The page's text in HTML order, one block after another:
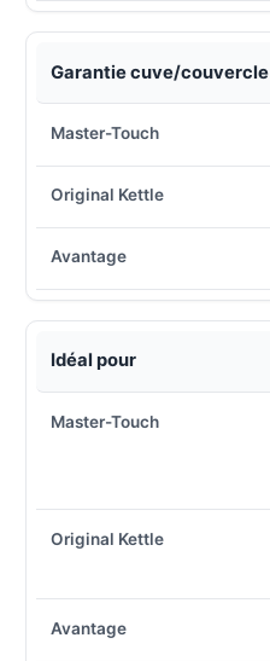
Garantie cuve/couvercle
Idéal pour